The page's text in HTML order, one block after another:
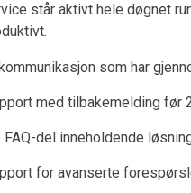
står aktivt hele døgnet
som har
med tilbakemelding før
del inneholdende
for avanserte